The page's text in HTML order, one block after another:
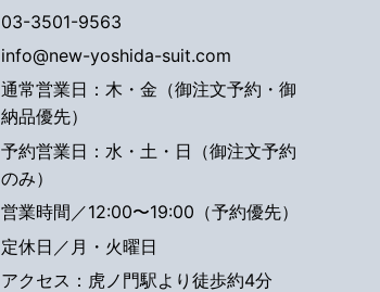
03-3501-9563
info@new-yoshida-suit.com
通常営業日：木・金（御注文予約・御
納品優先）
予約営業日：水・土・日（御注文予約
のみ）
営業時間／12:00〜19:00（予約優先）
定休日／月・火曜日
アクセス： 虎ノ門駅より徒歩約4分